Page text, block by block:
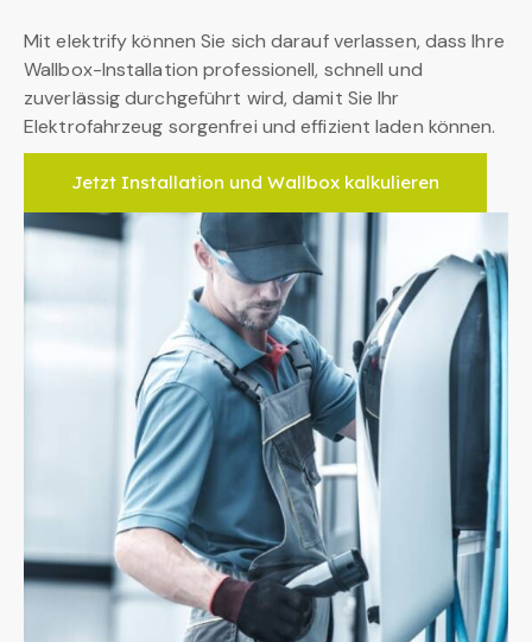
Mit elektrify können Sie sich darauf verlassen, dass Ihre
Wallbox-Installation professionell, schnell und
zuverlässig durchgeführt wird, damit Sie Ihr
Elektrofahrzeug sorgenfrei und effizient laden können.
Jetzt Installation und Wallbox kalkulieren